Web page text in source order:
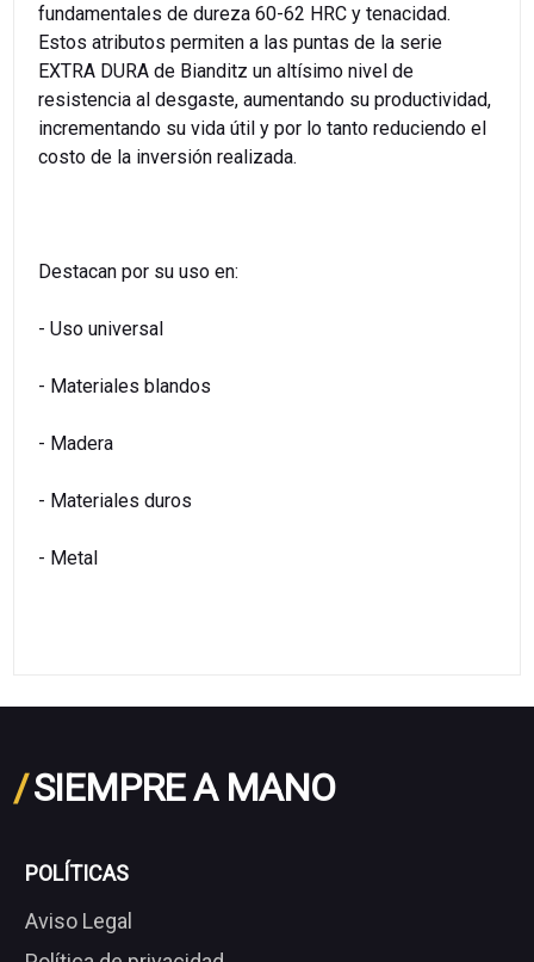
fundamentales de dureza 60-62 HRC y tenacidad.
Estos atributos permiten a las puntas de la serie
EXTRA DURA de Bianditz un altísimo nivel de
resistencia al desgaste, aumentando su productividad,
incrementando su vida útil y por lo tanto reduciendo el
costo de la inversión realizada.
Destacan por su uso en:
- Uso universal
- Materiales blandos
- Madera
- Materiales duros
- Metal
/SIEMPRE A MANO
POLÍTICAS
Aviso Legal